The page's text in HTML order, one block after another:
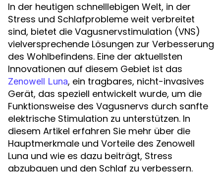
In der heutigen schnelllebigen Welt, in der
Stress und Schlafprobleme weit verbreitet
sind, bietet die Vagusnervstimulation (VNS)
vielversprechende Lösungen zur Verbesserung
des Wohlbefindens. Eine der aktuellsten
Innovationen auf diesem Gebiet ist das
Zenowell Luna, ein tragbares, nicht-invasives
Gerät, das speziell entwickelt wurde, um die
Funktionsweise des Vagusnervs durch sanfte
elektrische Stimulation zu unterstützen. In
diesem Artikel erfahren Sie mehr über die
Hauptmerkmale und Vorteile des Zenowell
Luna und wie es dazu beiträgt, Stress
abzubauen und den Schlaf zu verbessern.